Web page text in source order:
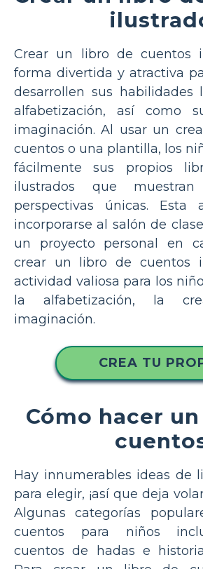
Crear un libro de cuentos
forma divertida y atractiva
desarrollen sus habilidades
alfabetización, así como
imaginación. Al usar un
cuentos o una plantilla, los
fácilmente sus propios
ilustrados que
perspectivas únicas. Esta
incorporarse al salón de
un proyecto personal en
crear un libro de cuentos
actividad valiosa para los
la alfabetización, la
imaginación.
CREA TU
Cómo hacer
Hay innumerables ideas de
para elegir, ¡así que deja
Algunas categorías
cuentos para niños
cuentos de hadas e